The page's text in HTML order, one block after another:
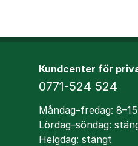
Kundcenter för
Telefon
0771-524 524
Öppettider
Måndag–fredag: 8–15
Lördag–söndag:
Helgdag: stängt